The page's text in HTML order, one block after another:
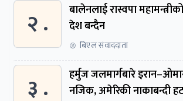
२ .
बालेनलाई रास्वपा
देश बन्दैन
बिएल संवाददाता
३ .
हर्मुज जलमार्गबारे
नजिक, अमेरिकी नाकाबन्दी